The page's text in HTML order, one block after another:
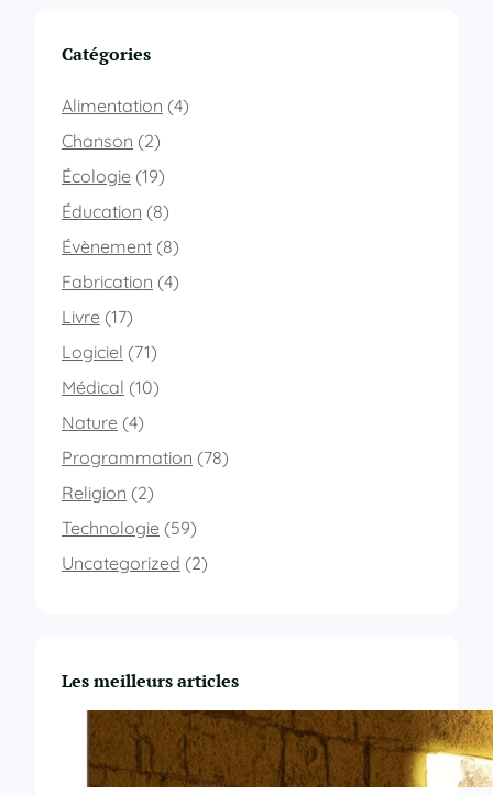
Catégories
Alimentation (4)
Chanson (2)
Écologie (19)
Éducation (8)
Évènement (8)
Fabrication (4)
Livre (17)
Logiciel (71)
Médical (10)
Nature (4)
Programmation (78)
Religion (2)
Technologie (59)
Uncategorized (2)
Les meilleurs articles